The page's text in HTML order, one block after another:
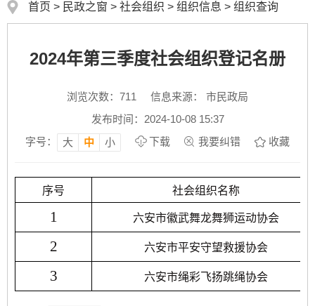
首页 > 民政之窗 > 社会组织 > 组织信息 > 组织查询
2024年第三季度社会组织登记名册
浏览次数： 711
信息来源： 市民政局
发布时间：2024-10-08 15:37
字号：
大 中 小 下载 我要纠错 收藏
序号 社会组织名称
1 六安市徽武舞龙舞狮运动协会
2 六安市平安守望救援协会
3 六安市绳彩飞扬跳绳协会